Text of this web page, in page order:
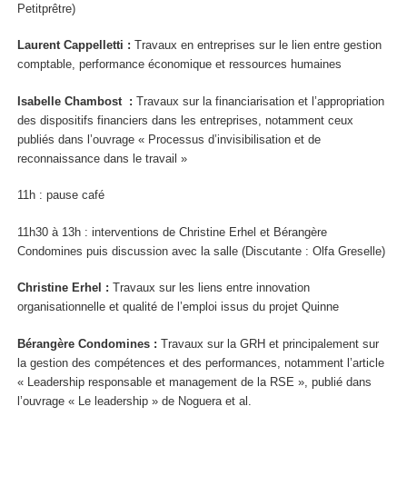
Petitprêtre)
Laurent Cappelletti : Travaux en entreprises sur le lien entre gestion
comptable, performance économique et ressources humaines
Isabelle Chambost : Travaux sur la financiarisation et l’appropriation
des dispositifs financiers dans les entreprises, notamment ceux
publiés dans l’ouvrage « Processus d’invisibilisation et de
reconnaissance dans le travail »
11h : pause café
11h30 à 13h : interventions de Christine Erhel et Bérangère
Condomines puis discussion avec la salle (Discutante : Olfa Greselle)
Christine Erhel : Travaux sur les liens entre innovation
organisationnelle et qualité de l’emploi issus du projet Quinne
Bérangère Condomines : Travaux sur la GRH et principalement sur
la gestion des compétences et des performances, notamment l’article
« Leadership responsable et management de la RSE », publié dans
l’ouvrage « Le leadership » de Noguera et al.